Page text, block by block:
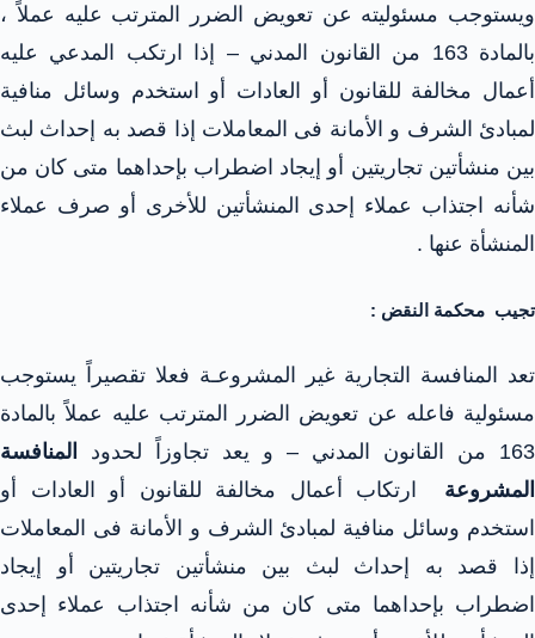
ويستوجب مسئوليته عن تعويض الضرر المترتب عليه عملاً ،
بالمادة 163 من القانون المدني – إذا ارتكب المدعي عليه
أعمال مخالفة للقانون أو العادات أو استخدم وسائل منافية
لمبادئ الشرف و الأمانة فى المعاملات إذا قصد به إحداث لبث
بين منشأتين تجاريتين أو إيجاد اضطراب بإحداهما متى كان من
شأنه اجتذاب عملاء إحدى المنشأتين للأخرى أو صرف عملاء
المنشأة عنها .
تجيب محكمة النقض :
تعد المنافسة التجارية غير المشروعـة فعلا تقصيراً يستوجب
مسئولية فاعله عن تعويض الضرر المترتب عليه عملاً بالمادة
163 من القانون المدني – و يعد تجاوزاً لحدود
المنافسة
المشروعة ارتكاب أعمال مخالفة للقانون أو العادات أو
استخدم وسائل منافية لمبادئ الشرف و الأمانة فى المعاملات
إذا قصد به إحداث لبث بين منشأتين تجاريتين أو إيجاد
اضطراب بإحداهما متى كان من شأنه اجتذاب عملاء إحدى